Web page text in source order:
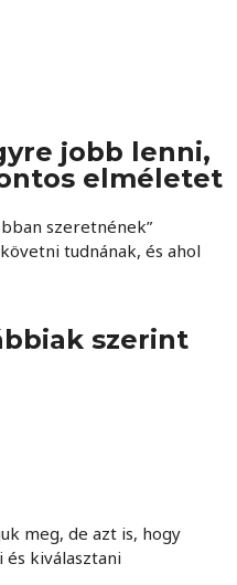
jobb lenni,
elméletet
szeretnének”
tudnának, és ahol
szerint
meg, de azt is, hogy
kiválasztani